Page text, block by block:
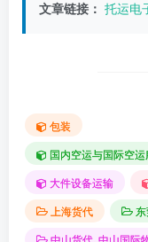
文章链接： 托运电
包装
国内空运与国际空
大件设备运输
上海货代